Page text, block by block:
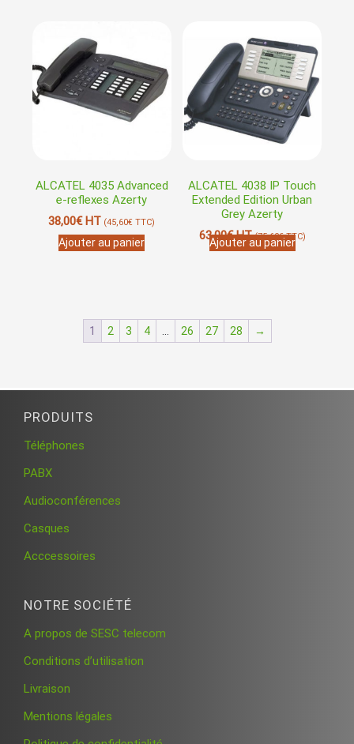
ALCATEL 4035 Advanced
e-reflexes Azerty
38,00€HT (45,60€ TTC)
Ajouter au panier
ALCATEL 4038 IP Touch
Extended Edition Urban
Grey Azerty
63,00€HT (75,60€TTC)
Ajouter au panier
1 2 3 4 … 26 27 28 →
PRODUITS
Téléphones
PABX
Audioconférences
Casques
Acccessoires
NOTRE SOCIÉTÉ
A propos de SESC telecom
Conditions d’utilisation
Livraison
Mentions légales